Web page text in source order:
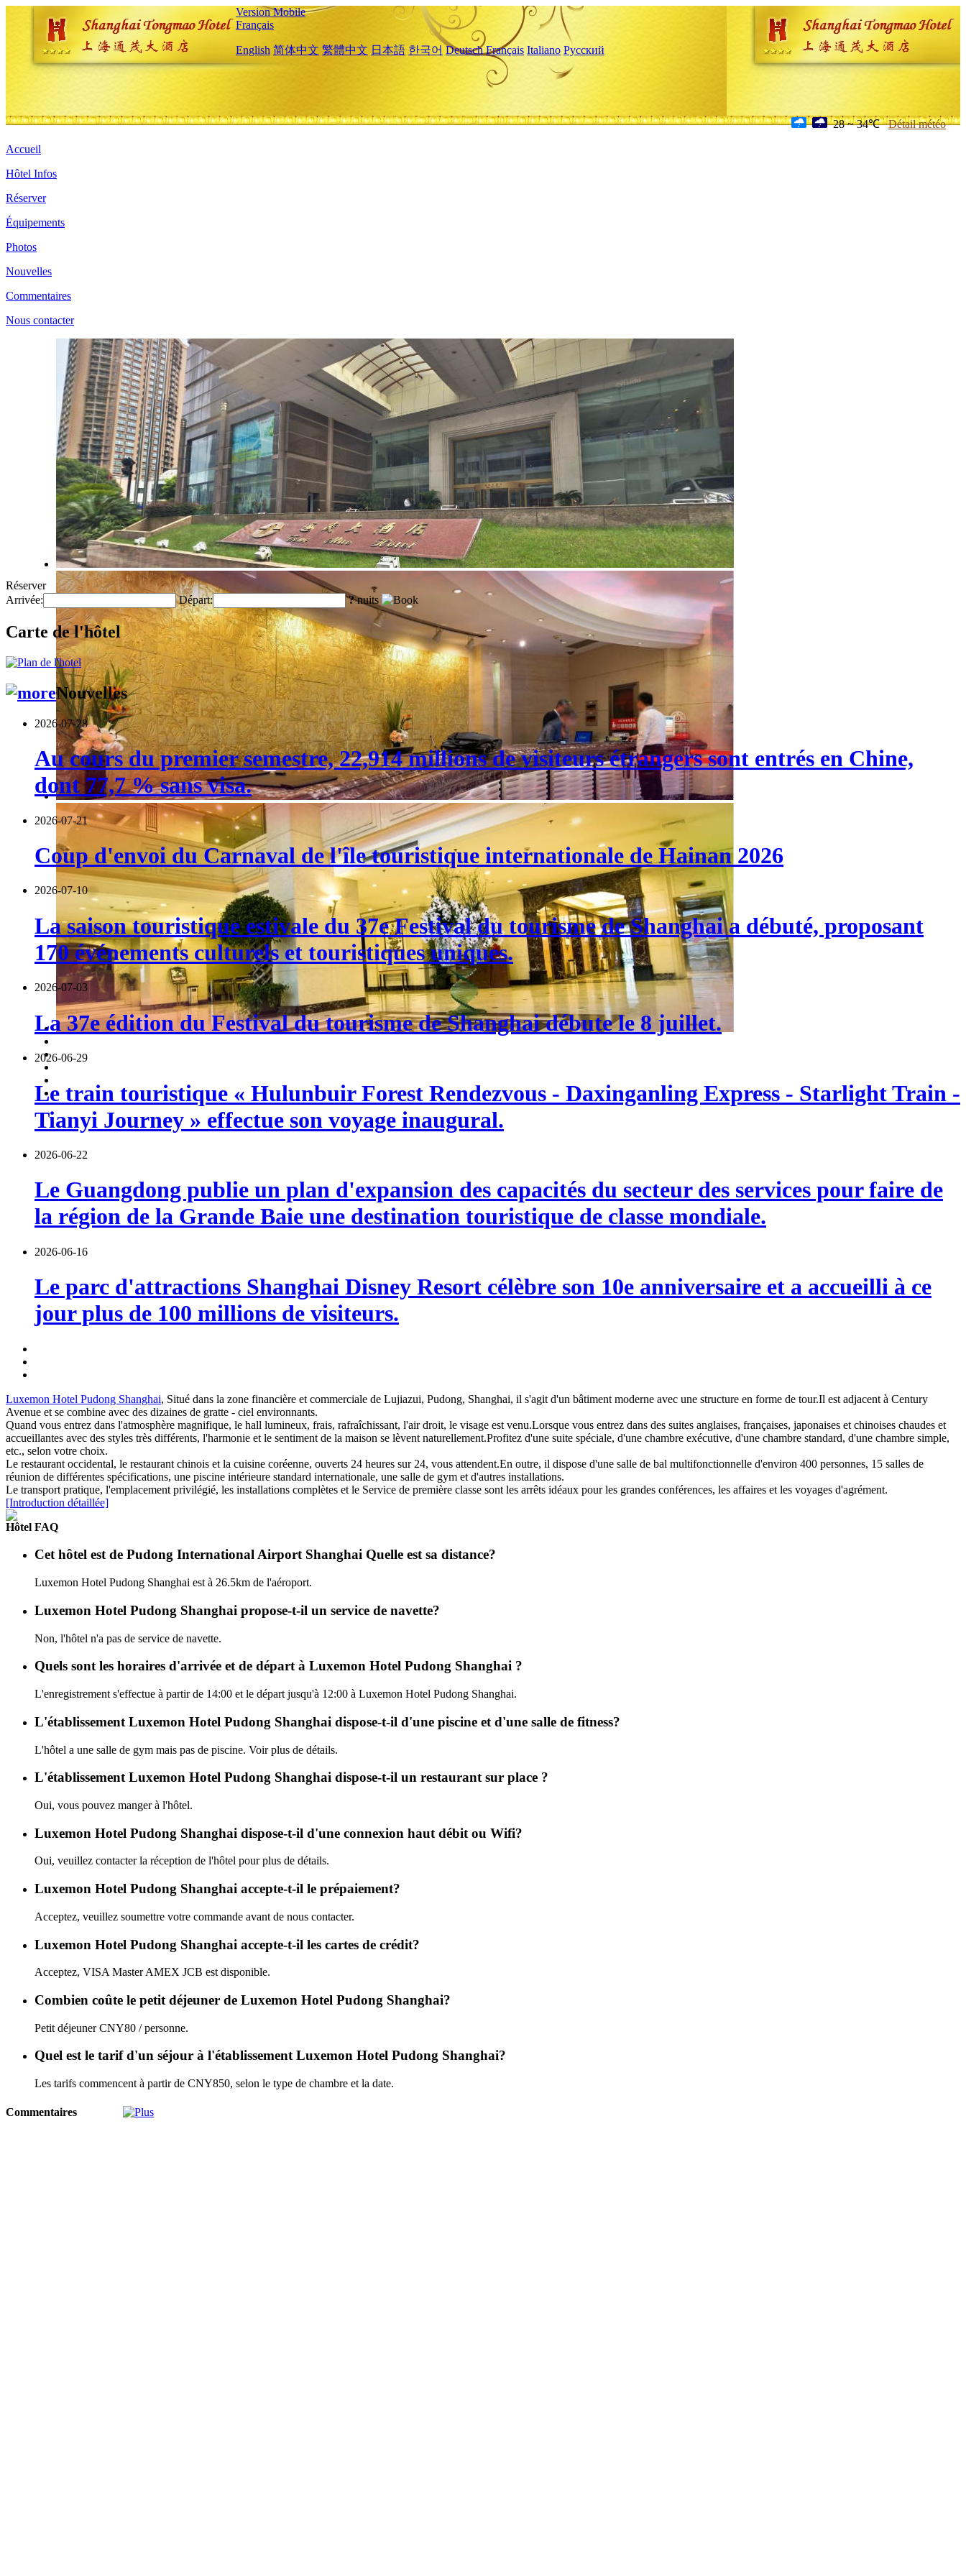
Version Mobile
Français
English 简体中文 繁體中文 日本語 한국어 Deutsch Français Italiano Русский
28 ~ 34℃ Détail météo
Accueil
Hôtel Infos
Réserver
Équipements
Photos
Nouvelles
Commentaires
Nous contacter
Réserver
Arrivée:
Départ: ?nuits
Carte de l'hôtel
Nouvelles
2026-07-28
Au cours du premier semestre, 22,914 millions de visiteurs étrangers sont entrés en Chine,
dont 77,7 % sans visa.
2026-07-21
Coup d'envoi du Carnaval de l'île touristique internationale de Hainan 2026
2026-07-10
La saison touristique estivale du 37e Festival du tourisme de Shanghai a débuté, proposant
170 événements culturels et touristiques uniques.
2026-07-03
La 37e édition du Festival du tourisme de Shanghai débute le 8 juillet.
2026-06-29
Le train touristique « Hulunbuir Forest Rendezvous - Daxinganling Express - Starlight Train -
Tianyi Journey » effectue son voyage inaugural.
2026-06-22
Le Guangdong publie un plan d'expansion des capacités du secteur des services pour faire de
la région de la Grande Baie une destination touristique de classe mondiale.
2026-06-16
Le parc d'attractions Shanghai Disney Resort célèbre son 10e anniversaire et a accueilli à ce
jour plus de 100 millions de visiteurs.
Luxemon Hotel Pudong Shanghai, Situé dans la zone financière et commerciale de Lujiazui, Pudong, Shanghai, il s'agit d'un bâtiment moderne avec une structure en forme de tour.Il est adjacent à Century
Avenue et se combine avec des dizaines de gratte - ciel environnants.
Quand vous entrez dans l'atmosphère magnifique, le hall lumineux, frais, rafraîchissant, l'air droit, le visage est venu.Lorsque vous entrez dans des suites anglaises, françaises, japonaises et chinoises chaudes et
accueillantes avec des styles très différents, l'harmonie et le sentiment de la maison se lèvent naturellement.Profitez d'une suite spéciale, d'une chambre exécutive, d'une chambre standard, d'une chambre simple,
etc., selon votre choix.
Le restaurant occidental, le restaurant chinois et la cuisine coréenne, ouverts 24 heures sur 24, vous attendent.En outre, il dispose d'une salle de bal multifonctionnelle d'environ 400 personnes, 15 salles de
réunion de différentes spécifications, une piscine intérieure standard internationale, une salle de gym et d'autres installations.
Le transport pratique, l'emplacement privilégié, les installations complètes et le Service de première classe sont les arrêts idéaux pour les grandes conférences, les affaires et les voyages d'agrément.
[Introduction détaillée]
Hôtel FAQ
Cet hôtel est de Pudong International Airport Shanghai Quelle est sa distance?
Luxemon Hotel Pudong Shanghai est à 26.5km de l'aéroport.
Luxemon Hotel Pudong Shanghai propose-t-il un service de navette?
Non, l'hôtel n'a pas de service de navette.
Quels sont les horaires d'arrivée et de départ à Luxemon Hotel Pudong Shanghai ?
L'enregistrement s'effectue à partir de 14:00 et le départ jusqu'à 12:00 à Luxemon Hotel Pudong Shanghai.
L'établissement Luxemon Hotel Pudong Shanghai dispose-t-il d'une piscine et d'une salle de fitness?
L'hôtel a une salle de gym mais pas de piscine. Voir plus de détails.
L'établissement Luxemon Hotel Pudong Shanghai dispose-t-il un restaurant sur place ?
Oui, vous pouvez manger à l'hôtel.
Luxemon Hotel Pudong Shanghai dispose-t-il d'une connexion haut débit ou Wifi?
Oui, veuillez contacter la réception de l'hôtel pour plus de détails.
Luxemon Hotel Pudong Shanghai accepte-t-il le prépaiement?
Acceptez, veuillez soumettre votre commande avant de nous contacter.
Luxemon Hotel Pudong Shanghai accepte-t-il les cartes de crédit?
Acceptez, VISA Master AMEX JCB est disponible.
Combien coûte le petit déjeuner de Luxemon Hotel Pudong Shanghai?
Petit déjeuner CNY80 / personne.
Quel est le tarif d'un séjour à l'établissement Luxemon Hotel Pudong Shanghai?
Les tarifs commencent à partir de CNY850, selon le type de chambre et la date.
Commentaires